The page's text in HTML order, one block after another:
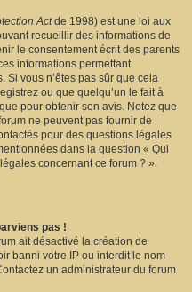
Actde 1998) est une loi aux
recueillir des informations de
le consentement écrit des parents
informations permettant
Si vous n’êtes pas sûr que cela
ou que quelqu’un le fait à
pour obtenir son avis. Notez que
ne peuvent pas fournir de
pour des questions légales
dans la question « Qui
concernant ce forum ? ».
pas !
ait désactivé la création de
banni votre IP ou interdit le nom
un administrateur du forum